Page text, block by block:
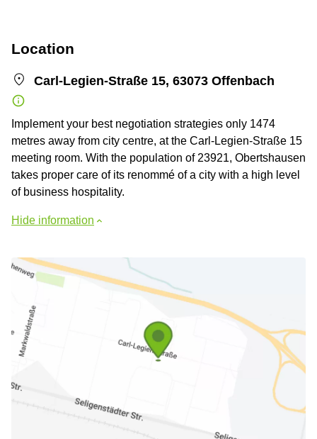
Location
Carl-Legien-Straße 15, 63073 Offenbach
Implement your best negotiation strategies only 1474
metres away from city centre, at the Carl-Legien-Straße 15
meeting room. With the population of 23921, Obertshausen
takes proper care of its renommé of a city with a high level
of business hospitality.
Hide information